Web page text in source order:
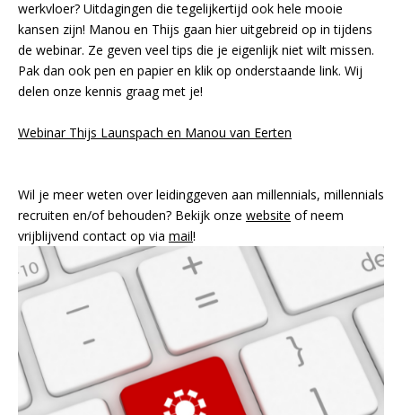
werkvloer? Uitdagingen die tegelijkertijd ook hele mooie
kansen zijn! Manou en Thijs gaan hier uitgebreid op in tijdens
de webinar. Ze geven veel tips die je eigenlijk niet wilt missen.
Pak dan ook pen en papier en klik op onderstaande link. Wij
delen onze kennis graag met je!
Webinar Thijs Launspach en Manou van Eerten
Wil je meer weten over leidinggeven aan millennials, millennials
recruiten en/of behouden? Bekijk onze website of neem
vrijblijvend contact op via mail!